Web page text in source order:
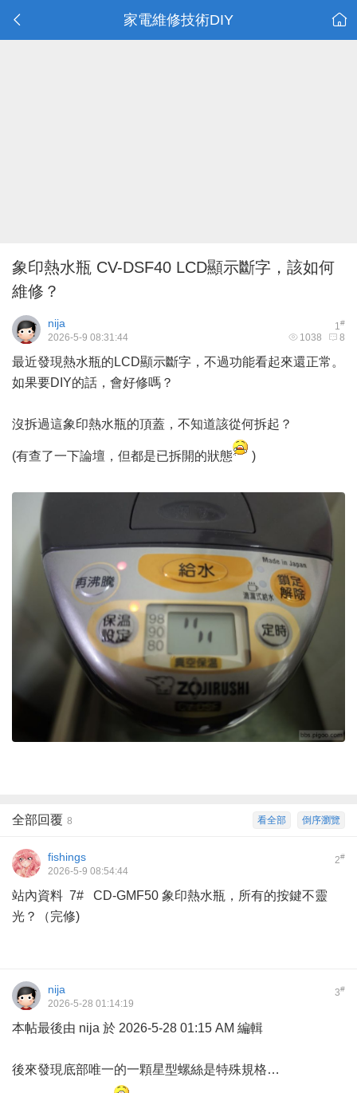
家電維修技術DIY
象印熱水瓶 CV-DSF40 LCD顯示斷字，該如何
維修？
1#
nija
1038 8
2026-5-9 08:31:44
最近發現熱水瓶的LCD顯示斷字，不過功能看起來還正常。
如果要DIY的話，會好修嗎？
沒拆過這象印熱水瓶的頂蓋，不知道該從何拆起？
(有查了一下論壇，但都是已拆開的狀態 )
倒序瀏覽
看全部
全部回覆 8
2#
fishings
2026-5-9 08:54:44
站內資料 7# CD-GMF50 象印熱水瓶，所有的按鍵不靈
光？（完修)
3#
nija
2026-5-28 01:14:19
本帖最後由 nija 於 2026-5-28 01:15 AM 編輯
後來發現底部唯一的一顆星型螺絲是特殊規格…